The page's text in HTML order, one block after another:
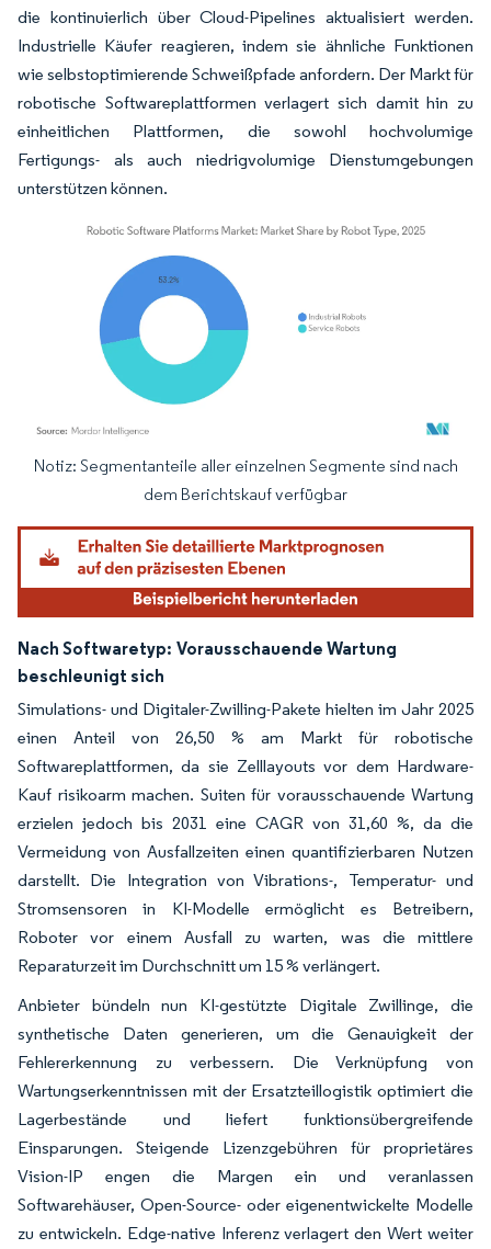
die kontinuierlich über Cloud-Pipelines aktualisiert werden.
Industrielle Käufer reagieren, indem sie ähnliche Funktionen
wie selbstoptimierende Schweißpfade anfordern. Der Markt für
robotische Softwareplattformen verlagert sich damit hin zu
einheitlichen Plattformen, die sowohl hochvolumige
Fertigungs- als auch niedrigvolumige Dienstumgebungen
unterstützen können.
Bild © Mordor Intelligence. Wiederverwendung erfordert Namensnennung
Notiz: Segmentanteile aller einzelnen Segmente sind nach
dem Berichtskauf verfügbar
Nach Softwaretyp: Vorausschauende Wartung
beschleunigt sich
Simulations- und Digitaler-Zwilling-Pakete hielten im Jahr 2025
einen Anteil von 26,50 % am Markt für robotische
Softwareplattformen, da sie Zelllayouts vor dem Hardware-
Kauf risikoarm machen. Suiten für vorausschauende Wartung
erzielen jedoch bis 2031 eine CAGR von 31,60 %, da die
Vermeidung von Ausfallzeiten einen quantifizierbaren Nutzen
darstellt. Die Integration von Vibrations-, Temperatur- und
Stromsensoren in KI-Modelle ermöglicht es Betreibern,
Roboter vor einem Ausfall zu warten, was die mittlere
Reparaturzeit im Durchschnitt um 15 % verlängert.
Anbieter bündeln nun KI-gestützte Digitale Zwillinge, die
synthetische Daten generieren, um die Genauigkeit der
Fehlererkennung zu verbessern. Die Verknüpfung von
Wartungserkenntnissen mit der Ersatzteillogistik optimiert die
Lagerbestände und liefert funktionsübergreifende
Einsparungen. Steigende Lizenzgebühren für proprietäres
Vision-IP engen die Margen ein und veranlassen
Softwarehäuser, Open-Source- oder eigenentwickelte Modelle
zu entwickeln. Edge-native Inferenz verlagert den Wert weiter